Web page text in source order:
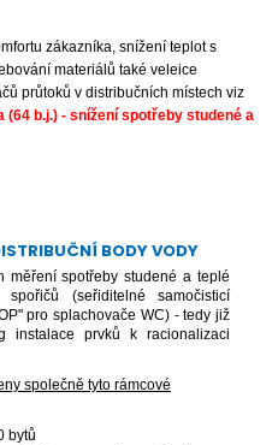
zákazníka, snížení teplot s
materiálů také veleice
průtoků v distribučních místech viz
b.j.) - snížení spotřeby studené a
BODY VODY
měření spotřeby studené a teplé
(seřiditelné samočisticí
pro splachovače WC) - tedy již
instalace prvků k racionalizaci
společně tyto rámcové
bytů